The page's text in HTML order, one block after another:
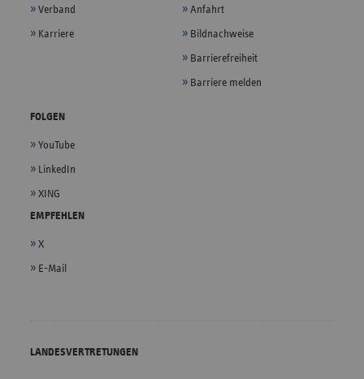
Verband
Karriere
Anfahrt
Bildnachweise
Barrierefreiheit
Barriere melden
FOLGEN
YouTube
LinkedIn
XING
EMPFEHLEN
X
E-Mail
LANDESVERTRETUNGEN